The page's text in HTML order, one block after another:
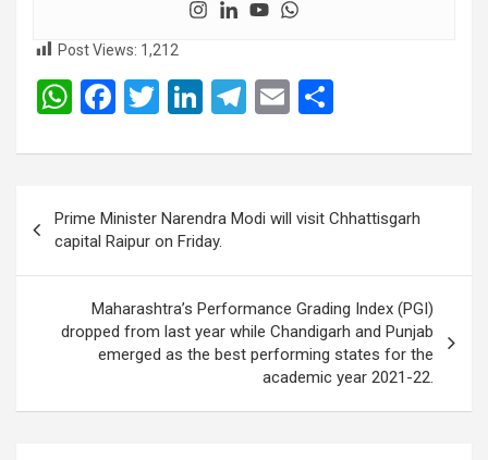
Post Views: 1,212
W
at
A
p
F
ce
b
o
o
k
T
tt
er
Li
ke
dI
n
T
e
gr
a
m
E
ail ar
e
navigation
Prime Minister Narendra Modi will visit Chhattisgarh
capital Raipur on Friday.
Maharashtra’s Performance Grading Index (PGI)
dropped from last year while Chandigarh and Punjab
emerged as the best performing states for the
academic year 2021-22.